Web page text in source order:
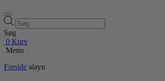
Products
search
Søg
0 Kurv
Menu
Forside aiayu